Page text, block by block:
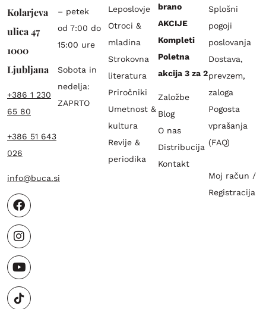
Kolarjeva
ulica 47
1000
Ljubljana
+386 1 230
65 80
+386 51 643
026
info@buca.si
– petek
od 7:00 do
15:00 ure
Sobota in
nedelja:
ZAPRTO
Leposlovje
Otroci &
mladina
Strokovna
literatura
Priročniki
Umetnost &
kultura
Revije &
periodika
brano
AKCIJE
Kompleti
Poletna
akcija 3 za 2
Založbe
Blog
O nas
Distribucija
Kontakt
Splošni
pogoji
poslovanja
Dostava,
prevzem,
zaloga
Pogosta
vprašanja
(FAQ)
Moj račun /
Registracija